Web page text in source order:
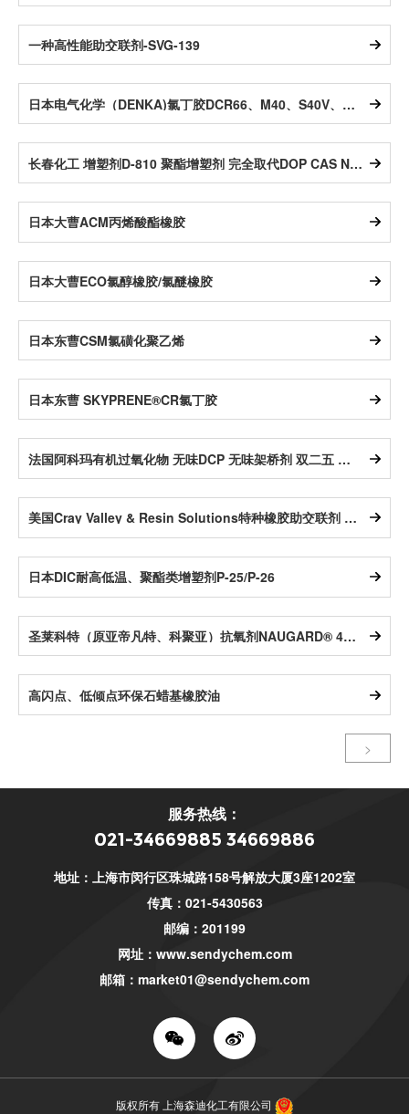
一种高性能助交联剂-SVG-139
日本电气化学（DENKA)氯丁胶DCR66、M40、S40V、DCR36
长春化工 增塑剂D-810 聚酯增塑剂 完全取代DOP CAS No.6422-86-2 符合ROHS和REACH认证
日本大曹ACM丙烯酸酯橡胶
日本大曹ECO氯醇橡胶/氯醚橡胶
日本东曹CSM氯磺化聚乙烯
日本东曹 SKYPRENE®CR氯丁胶
法国阿科玛有机过氧化物 无味DCP 无味架桥剂 双二五 光伏太阳能膜用过氧化物
美国Cray Valley & Resin Solutions特种橡胶助交联剂 Dymalink &Ricon系列
日本DIC耐高低温、聚酯类增塑剂P-25/P-26
圣莱科特（原亚帝凡特、科聚亚）抗氧剂NAUGARD® 445/ SUPER Q
高闪点、低倾点环保石蜡基橡胶油
>
服务热线：
021-34669885 34669886
地址：上海市闵行区珠城路158号解放大厦3座1202室
传真：021-5430563
邮编：201199
网址： www.sendychem.com
邮箱： market01@sendychem.com
版权所有 上海森迪化工有限公司